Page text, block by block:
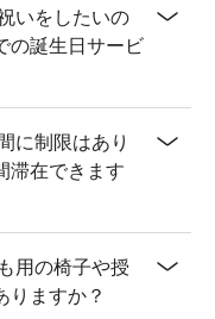
いをしたいの
の誕生日サービ
に制限はあり
滞在できます
用の椅子や授
りますか？